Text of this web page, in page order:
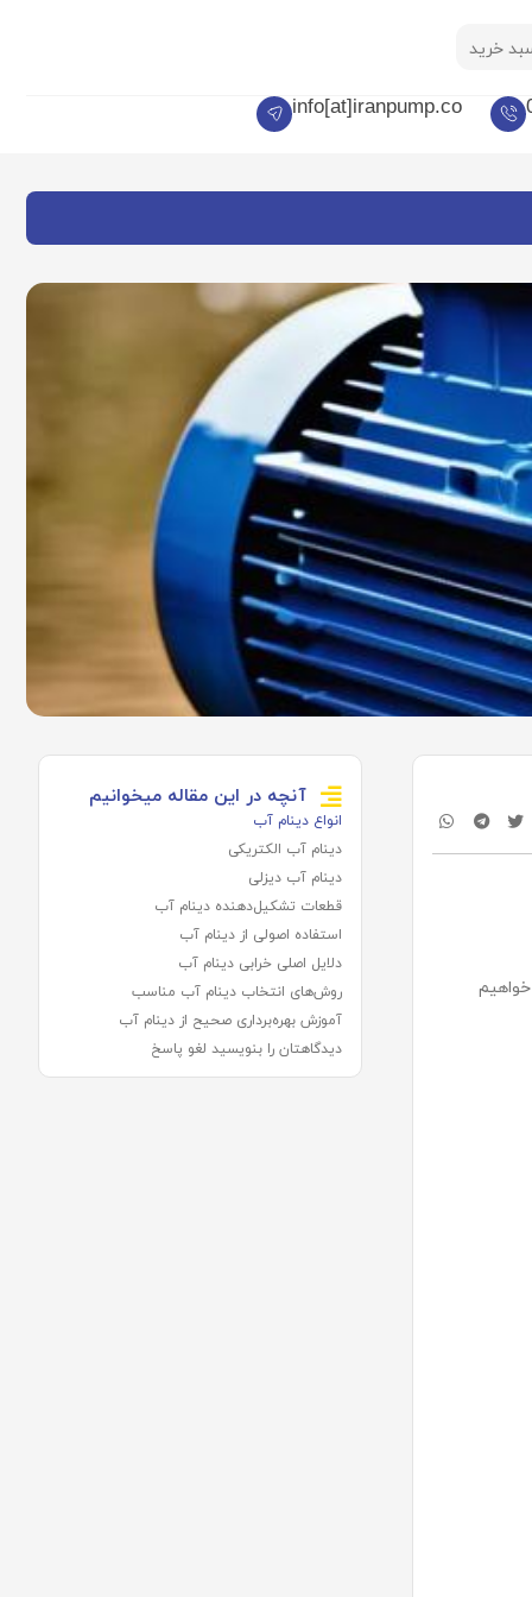
خرید
info[at]iranpump.co
آنچه در این مقاله میخوانیم
انواع دینام آب
دینام آب الکتریکی
دینام آب دیزلی
قطعات تشکیل‌دهنده دینام آب
استفاده اصولی از دینام آب
دلایل اصلی خرابی دینام آب
روش‌های انتخاب دینام آب مناسب
آموزش بهره‌برداری صحیح از دینام آب
دیدگاهتان را بنویسید لغو پاسخ